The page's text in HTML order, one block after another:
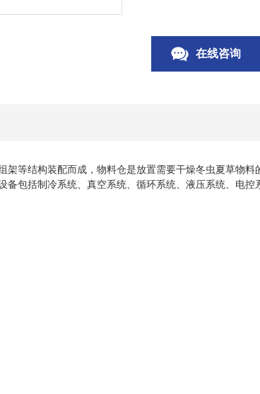
在线咨询
架等结构装配而成，物料仓是放置需要干燥冬虫夏草物
备包括制冷系统、真空系统、循环系统、液压系统、电